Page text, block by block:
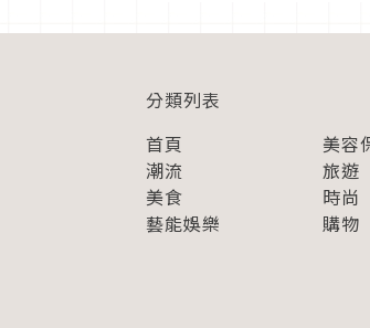
分類列表
首頁
美容
潮流
旅遊
美食
時尚
藝能娛樂
購物